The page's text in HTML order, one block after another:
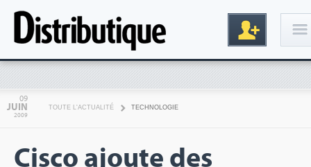
09
JUIN
2009
TOUTE L'ACTUALITÉ TECHNOLOGIE
Cisco ajoute des